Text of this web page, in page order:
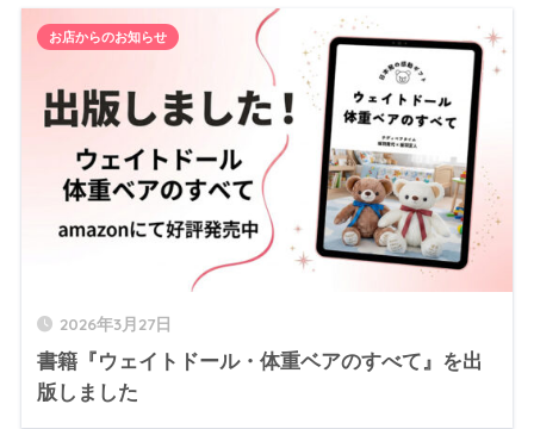
2026年3月27日
書籍『ウェイトドール・体重ベアのすべて』を出
版しました
お店からのお知らせ